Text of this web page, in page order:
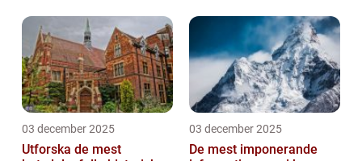
03 december 2025
Utforska de mest
03 december 2025
De mest imponerande